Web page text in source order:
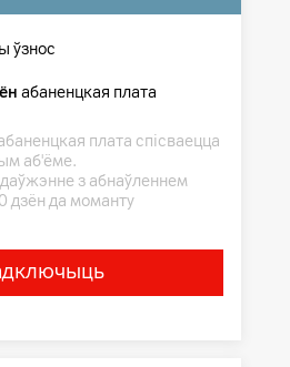
ўзнос
абаненцкая плата
плата спісваецца
аб'ёме.
з абнаўленнем
дзён да моманту